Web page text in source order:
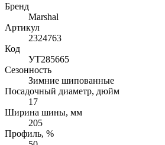
Бренд
Marshal
Артикул
2324763
Код
УТ285665
Сезонность
Зимние шипованные
Посадочный диаметр, дюйм
17
Ширина шины, мм
205
Профиль, %